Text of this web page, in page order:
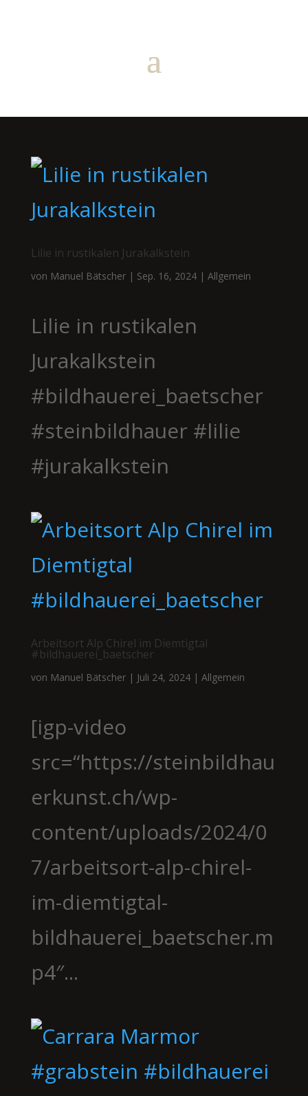
Lilie in rustikalen Jurakalkstein
von Manuel Bätscher| Sep. 16, 2024| Allgemein
Lilie in rustikalen
Jurakalkstein
#bildhauerei_baetscher
#steinbildhauer #lilie
#jurakalkstein
Arbeitsort Alp Chirel im Diemtigtal
#bildhauerei_baetscher
von Manuel Bätscher| Juli 24, 2024| Allgemein
[igp-video
src=“https://steinbildhau
erkunst.ch/wp-
content/uploads/2024/0
7/arbeitsort-alp-chirel-
im-diemtigtal-
bildhauerei_baetscher.m
p4″...